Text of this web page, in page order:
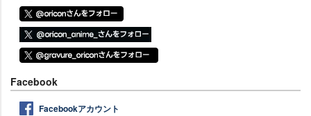
Facebook
Facebookアカウント